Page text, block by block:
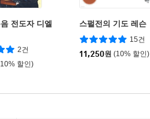
전도자 디엘
2건
할인)
스펄전의 기도 레슨
15건
11,250원 (10% 할인)